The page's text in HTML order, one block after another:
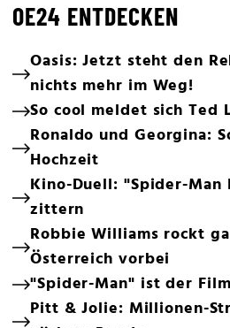
OE24 ENTDECKEN
Oasis: Jetzt steht den
nichts mehr im Weg!
So cool meldet sich Ted
Ronaldo und Georgina:
Hochzeit
Kino-Duell: "Spider-Man
zittern
Robbie Williams rockt
Österreich vorbei
"Spider-Man" ist der
Pitt & Jolie: Millionen-